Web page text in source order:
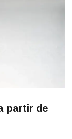
partir de